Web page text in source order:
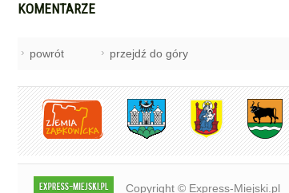
KOMENTARZE
powrót przejdź do góry
Copyright © Express-Miejski.pl